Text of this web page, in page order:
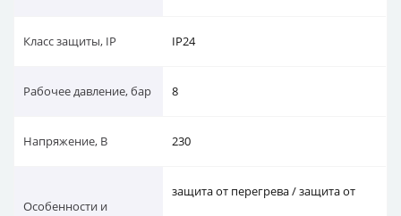
Класс защиты, IP IP24
Рабочее давление, бар 8
Напряжение, В 230
Особенности и
защита от перегрева / защита от